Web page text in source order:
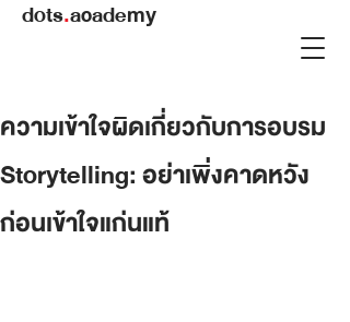
dots.academy
ความเข้าใจผิดเกี่ยวกับการอบรม
Storytelling: อย่าเพิ่งคาดหวัง
ก่อนเข้าใจแก่นแท้